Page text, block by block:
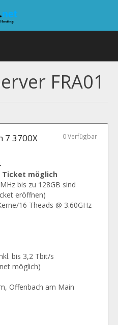
FRA01
7 3700X 0 Verfügbar
Ticket möglich
bis zu 128GB sind
eröffnen)
16 Theads @ 3.60GHz
bis 3,2 Tbit/s
möglich)
Offenbach am Main